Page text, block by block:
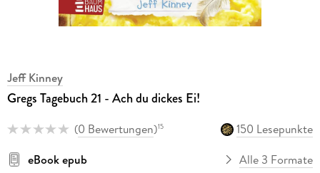
Jeff Kinney
Gregs Tagebuch 21 - Ach du dickes Ei!
(0 Bewertungen)15
150 Lesepunkte
eBook epub
Alle 3 Formate